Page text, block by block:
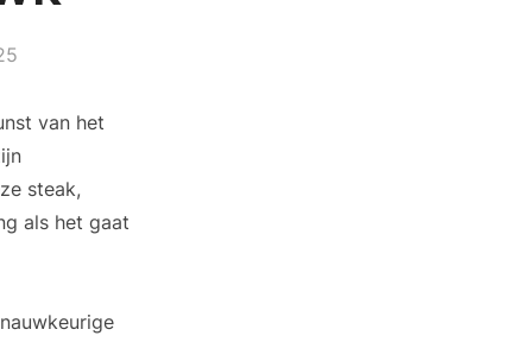
van het
steak,
als het gaat